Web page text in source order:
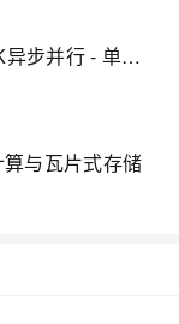
PostgreSQL VOPS 向量计算 + DBLINK异步并行 - 单实例 10亿 聚合计算跑进2秒
与瓦片式存储